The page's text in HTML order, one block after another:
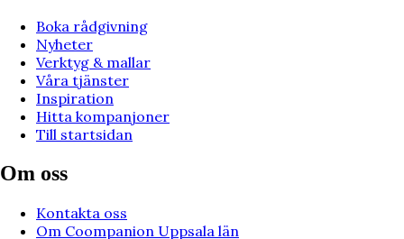
Boka rådgivning
Nyheter
Verktyg & mallar
Våra tjänster
Inspiration
Hitta kompanjoner
Till startsidan
Om oss
Kontakta oss
Om Coompanion Uppsala län